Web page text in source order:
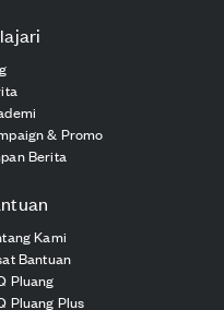
& Promo
Berita
Kami
Bantuan
Pluang
Pluang Plus